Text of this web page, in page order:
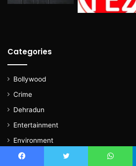
Categories
Bollywood
Crime
Dehradun
Entertainment
Environment
Exclusive